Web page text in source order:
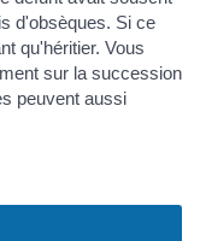
d'obsèques. Si ce
qu'héritier. Vous
sur la succession
peuvent aussi